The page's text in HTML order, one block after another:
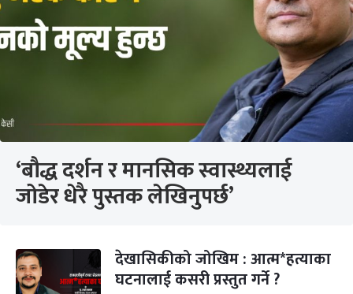
‘बौद्ध दर्शन र मानसिक स्वास्थ्यलाई
जोडेर धेरै पुस्तक लेखिनुपर्छ’
देखासिकीको जोखिम : आत्म*हत्याका
घटनालाई कसरी प्रस्तुत गर्ने ?